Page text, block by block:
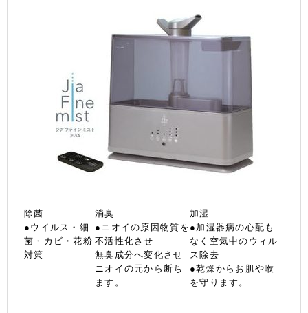
除菌 消臭
加湿
●ウイルス・細
菌・カビ・花粉
対策
●ニオイの原因物質を
不活性化させ
無臭成分へ変化させ
ニオイの元から断ち
ます。
●加湿器病の心配も
なく空気中のウィル
ス除去
●乾燥からお肌や喉
を守ります。